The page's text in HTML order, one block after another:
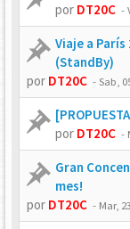
por DT20C -
Viaje a París
(StandBy)
por DT20C -Sab,
por DT20C -
Gran
mes!
por DT20C - Mar,